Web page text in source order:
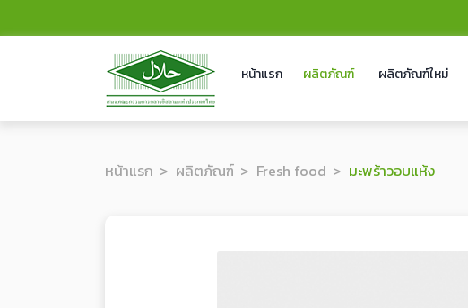
หน้าแรก ผลิตภัณฑ์ ผลิตภัณฑ์ใหม่
หน้าแรก ผลิตภัณฑ์ Fresh food มะพร้าวอบแห้ง